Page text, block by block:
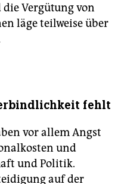
die Vergütung von
läge teilweise über
fehlt
vor allem Angst
und
und Politik.
auf der